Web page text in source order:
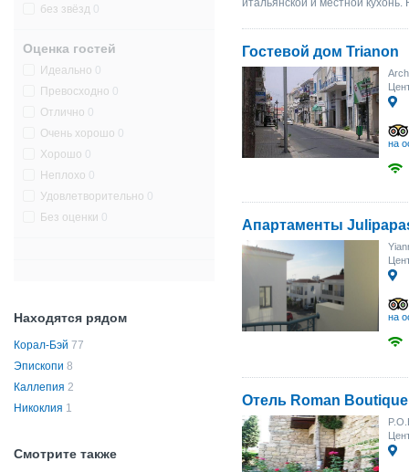
без звёзд 0
Оценка гостей
Идеально 0
Превосходно 0
Отлично 0
Очень хорошо 0
Хорошо 0
Неплохо 0
Удовлетворительно 0
Без оценки 0
Находятся рядом
Корал-Бэй 77
Эпископи 8
Каллепия 2
Никоклия 1
Смотрите также
итальянской и местной
Гостевой дом Trianon
на
Апартаменты
на
Отель Roman